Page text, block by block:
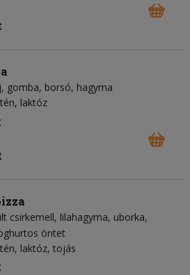
gomba borsó hagyma
laktóz
csirkemell lilahagyma uborka
öntet
laktóz, tojás